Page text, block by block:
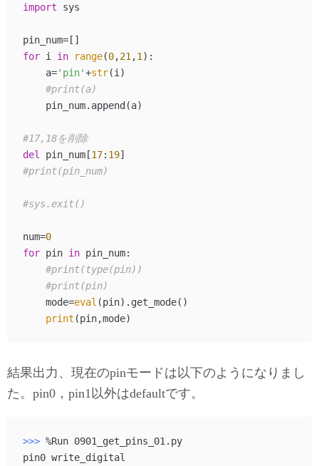
import sys
for i in range(0,21 ,1 ):
    a=
'pin'+str(i)
#print(a)
    pin_num.append(a)
#17,18を削除
del
pin_num[17: 19
#print(pin_num)
#sys.exit()
num=0
for pin in pin_num:
#print(type(pin))
#print(pin)
    mode=
eval (pin).get_mode()
print
結果出力、現在のpinモードは以下のようになりまし
た。pin0，pin1以外はdefaultです。
>>> %Run 0901_get_pins_01.py
pin0 write_digital